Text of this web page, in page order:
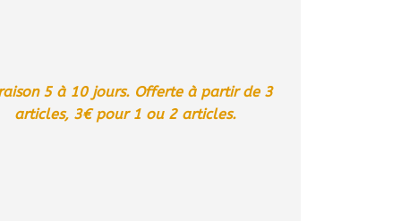
5 à 10 jours. Offerte à partir de 3
articles, 3€ pour 1 ou 2 articles.